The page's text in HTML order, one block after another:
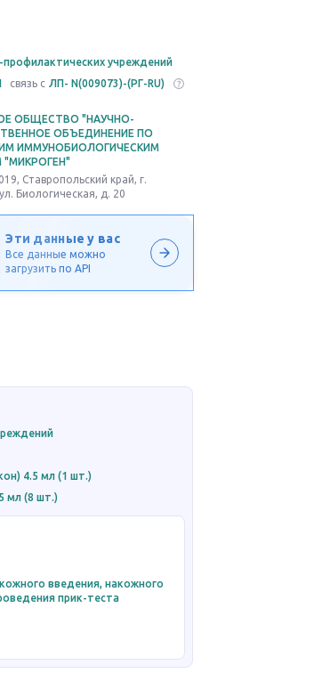
учреждений
связь с ЛП- N(009073)-(РГ-RU)
ОБЩЕСТВО "НАУЧНО-
ОБЪЕДИНЕНИЕ ПО
ИММУНОБИОЛОГИЧЕСКИМ
"МИКРОГЕН"
Ставропольский край, г.
Биологическая, д. 20
Эти данные у вас
Все данные можно
загрузить по API
4.5 мл (1 шт.)
мл (8 шт.)
введения, накожного
прик-теста